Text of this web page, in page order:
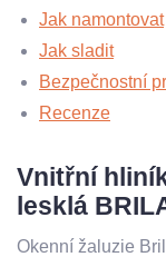
Jak namontovat
Jak sladit
Bezpečnostní
Recenze
Vnitřní
lesklá
Okenní žaluzie